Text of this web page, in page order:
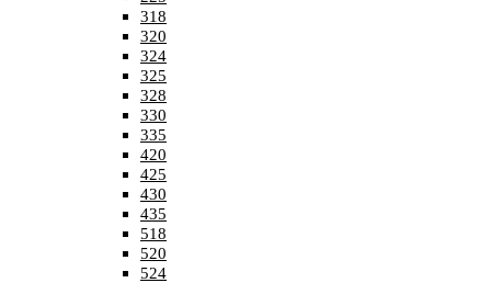
318
320
324
325
328
330
335
420
425
430
435
518
520
524